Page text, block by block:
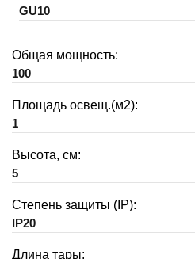
GU10
Общая мощность:
100
Площадь освещ.(м2):
1
Высота, см:
5
Степень защиты (IP):
IP20
Длина тары: